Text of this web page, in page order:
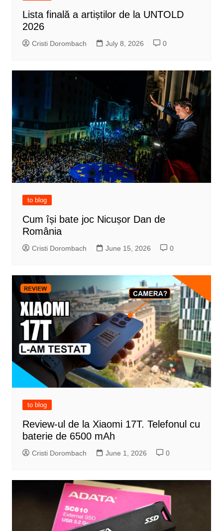
Lista finală a artiștilor de la UNTOLD
2026
Cristi Dorombach July 8, 2026 0
to blog
Cum își bate joc Nicușor Dan de
România
Cristi Dorombach June 15, 2026 0
to blog
Review-ul de la Xiaomi 17T. Telefonul cu
baterie de 6500 mAh
Cristi Dorombach June 1, 2026 0